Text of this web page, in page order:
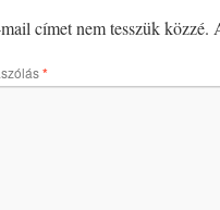
címet nem tesszük közzé.
*